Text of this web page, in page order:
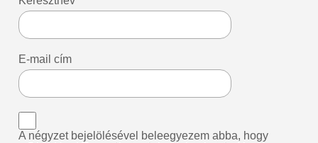
E-mail cím
A négyzet bejelölésével beleegyezem abba, hogy